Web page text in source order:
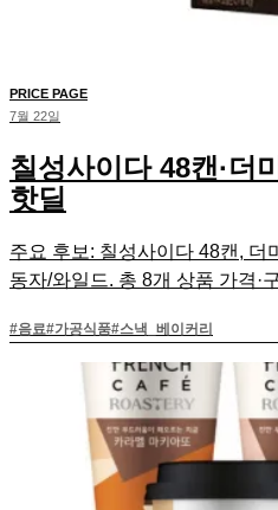
PRICE PAGE
7월 22일
칠성사이다 48캔·더
핫딜
주요 후보: 칠성사이다 48캔, 더
동자/와일드. 총 8개 상품 가격·
#음료#가공식품#스낵_베이커리